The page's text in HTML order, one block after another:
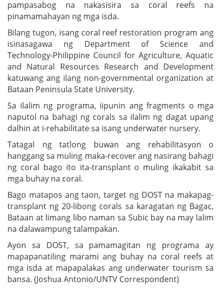
pampasabog na nakasisira sa coral reefs na
pinamamahayan ng mga isda.
Bilang tugon, isang coral reef restoration program ang
isinasagawa ng Department of Science and
Technology-Philippine Council for Agriculture, Aquatic
and Natural Resources Research and Development
katuwang ang ilang non-governmental organization at
Bataan Peninsula State University.
Sa ilalim ng programa, iipunin ang fragments o mga
naputol na bahagi ng corals sa ilalim ng dagat upang
dalhin at i-rehabilitate sa isang underwater nursery.
Tatagal ng tatlong buwan ang rehabilitasyon o
hanggang sa muling maka-recover ang nasirang bahagi
ng coral bago ito ita-transplant o muling ikakabit sa
mga buhay na coral.
Bago matapos ang taon, target ng DOST na makapag-
transplant ng 20-libong corals sa karagatan ng Bagac,
Bataan at limang libo naman sa Subic bay na may lalim
na dalawampung talampakan.
Ayon sa DOST, sa pamamagitan ng programa ay
mapapanatiling marami ang buhay na coral reefs at
mga isda at mapapalakas ang underwater tourism sa
bansa. (Joshua Antonio/UNTV Correspondent)